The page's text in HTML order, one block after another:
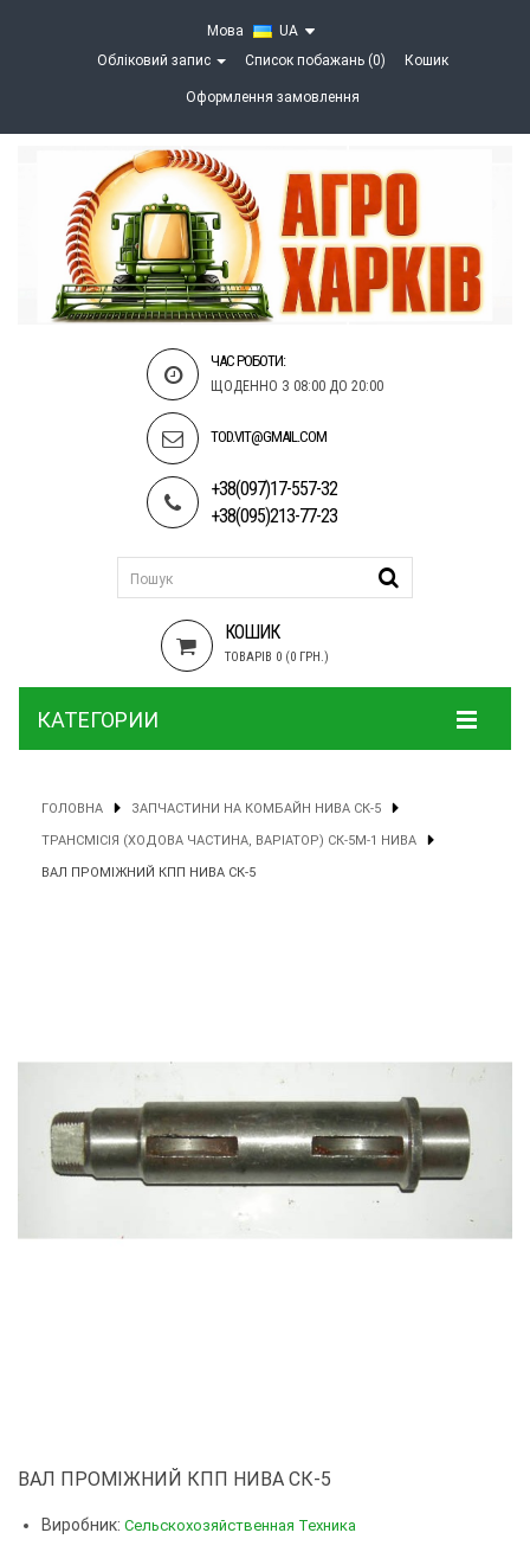
Мова
UA
Обліковий запис
Список побажань (0) Кошик
Оформлення замовлення
ЧАС РОБОТИ:
ЩОДЕННО З 08:00 ДО 20:00
TOD.VIT@GMAIL.COM
+38(097)17-557-32
+38(095)213-77-23
КОШИК
ТОВАРІВ 0 (0 ГРН.)
КАТЕГОРИИ
ГОЛОВНА ЗАПЧАСТИНИ НА КОМБАЙН НИВА СК-5
ТРАНСМІСІЯ (ХОДОВА ЧАСТИНА, ВАРІАТОР) СК-5М-1 НИВА
ВАЛ ПРОМІЖНИЙ КПП НИВА СК-5
ВАЛ ПРОМІЖНИЙ КПП НИВА СК-5
Виробник: Сельскохозяйственная Техника